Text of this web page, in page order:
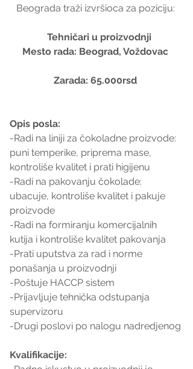
Beograda traži izvršioca za poziciju:
   Tehničari u proizvodnji
Mesto rada: Beograd, Voždovac
Zarada: 65.000rsd
Opis posla:
-Radi na liniji za čokoladne proizvode:
puni temperike, priprema mase,
kontroliše kvalitet i prati higijenu
-Radi na pakovanju čokolade:
ubacuje, kontroliše kvalitet i pakuje
proizvode
-Radi na formiranju komercijalnih
kutija i kontroliše kvalitet pakovanja
-Prati uputstva za rad i norme
ponašanja u proizvodnji
-Poštuje HACCP sistem
-Prijavljuje tehnička odstupanja
supervizoru
-Drugi poslovi po nalogu nadredjenog
Kvalifikacije: